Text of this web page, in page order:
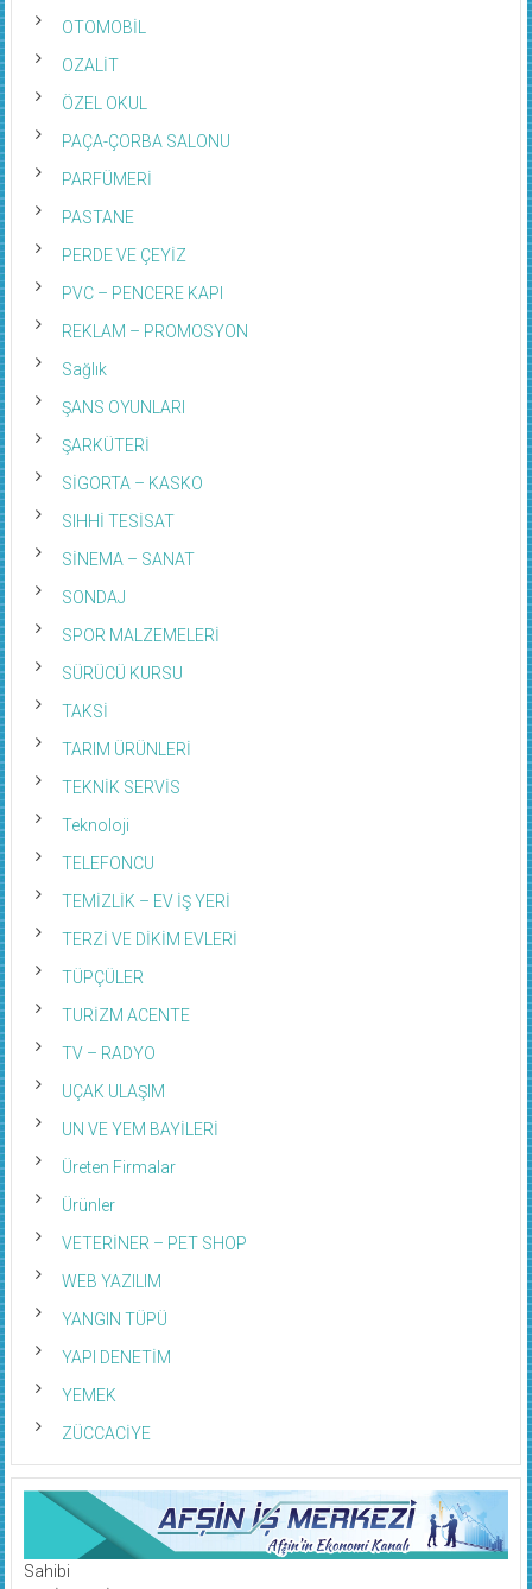
OTOMOBİL
OZALİT
ÖZEL OKUL
PAÇA-ÇORBA SALONU
PARFÜMERİ
PASTANE
PERDE VE ÇEYİZ
PVC – PENCERE KAPI
REKLAM – PROMOSYON
Sağlık
ŞANS OYUNLARI
ŞARKÜTERİ
SİGORTA – KASKO
SIHHİ TESİSAT
SİNEMA – SANAT
SONDAJ
SPOR MALZEMELERİ
SÜRÜCÜ KURSU
TAKSİ
TARIM ÜRÜNLERİ
TEKNİK SERVİS
Teknoloji
TELEFONCU
TEMİZLİK – EV İŞ YERİ
TERZİ VE DİKİM EVLERİ
TÜPÇÜLER
TURİZM ACENTE
TV – RADYO
UÇAK ULAŞIM
UN VE YEM BAYİLERİ
Üreten Firmalar
Ürünler
VETERİNER – PET SHOP
WEB YAZILIM
YANGIN TÜPÜ
YAPI DENETİM
YEMEK
ZÜCCACİYE
Sahibi